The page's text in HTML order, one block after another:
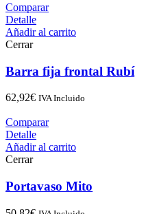
Comparar
Detalle
Añadir al carrito
Cerrar
Barra fija frontal Rubí
62,92€ IVA Incluido
Comparar
Detalle
Añadir al carrito
Cerrar
Portavaso Mito